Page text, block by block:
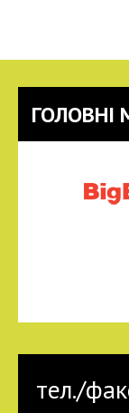
ГОЛОВНІ
тел./